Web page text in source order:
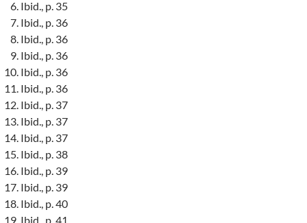
Ibid., p. 35
Ibid., p. 36
Ibid., p. 36
Ibid., p. 36
Ibid., p. 36
Ibid., p. 36
Ibid., p. 37
Ibid., p. 37
Ibid., p. 37
Ibid., p. 38
Ibid., p. 39
Ibid., p. 39
Ibid., p. 40
Ibid., p. 41